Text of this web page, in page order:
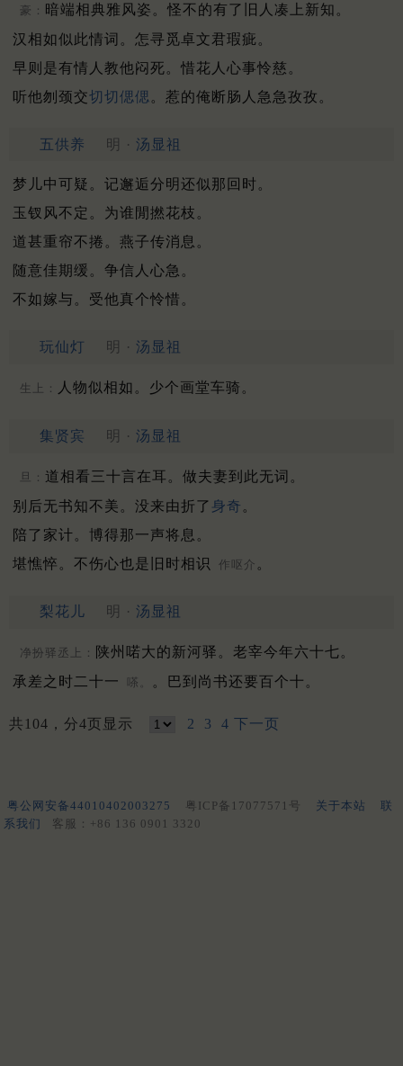
豪： 暗端相典雅风姿。怪不的有了旧人凑上新知。
汉相如似此情词。怎寻觅卓文君瑕疵。
早则是有情人教他闷死。惜花人心事怜慈。
听他刎颈交切切偲偲 。惹的俺断肠人急急孜孜。
五供养 明 · 汤显祖
梦儿中可疑。记邂逅分明还似那回时。
玉钗风不定。为谁閒撚花枝。
道甚重帘不捲。燕子传消息。
随意佳期缓。争信人心急。
不如嫁与。受他真个怜惜。
玩仙灯 明 · 汤显祖
生上： 人物似相如。少个画堂车骑。
集贤宾 明 · 汤显祖
旦： 道相看三十言在耳。做夫妻到此无词。
别后无书知不美。没来由折了 身奇 。
陪了家计。博得那一声将息。
堪憔悴。不伤心也是旧时相识
作呕介 。
梨花儿 明 · 汤显祖
净扮驿丞上： 陕州喏大的新河驿。老宰今年六十七。
承差之时二十一
嗏。 。巴到尚书还要百个十。
共104，分4页显示 2 3 4 下一页
粤公网安备44010402003275 粤ICP备17077571号 关于本站
联
系我们
客服：+86 136 0901 3320